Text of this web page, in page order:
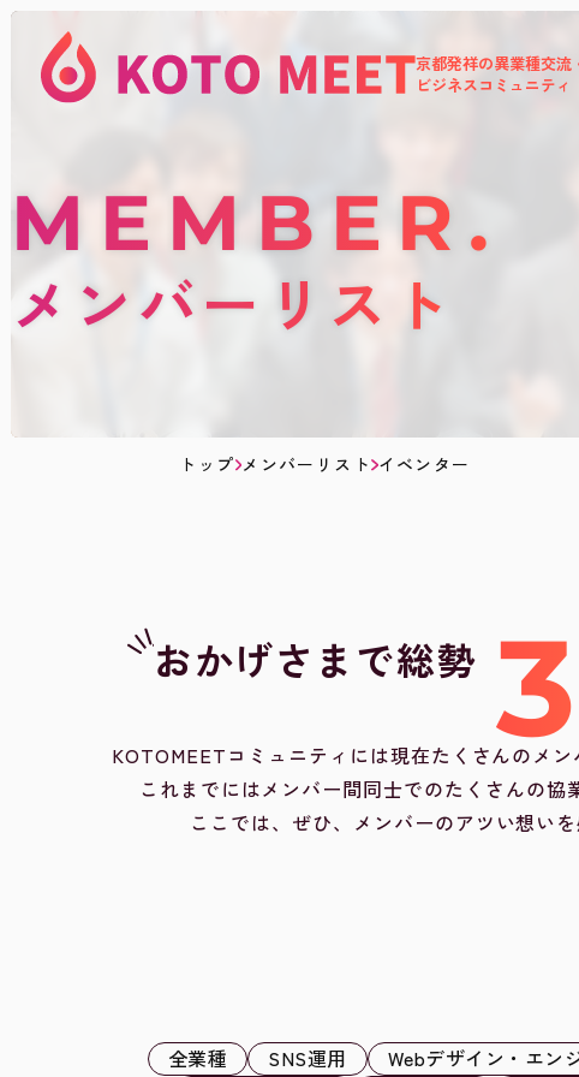
KOTOMEET
コ
京都発祥の異業種交流
ビジネスコミュニティ
MEMBER
メンバーリスト
トップ メンバーリスト イベンター
おかげさまで総勢
KOTOMEETコミュニティには現在たくさんのメン
これまでにはメンバー間同士でのたくさんの協
ここでは、ぜひ、メンバーのアツい想いを
全業種 SNS運用 Webデザイン・エン